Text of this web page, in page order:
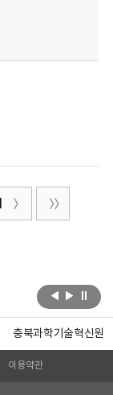
충북과학기술혁신원
이용약관